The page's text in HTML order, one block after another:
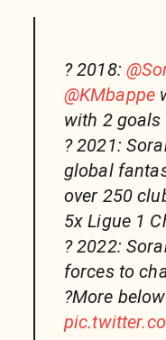
? 2018:
@KMbappe
with 2 goals
? 2021:
global
over 250
5x Ligue 1
? 2022:
forces to
?More below